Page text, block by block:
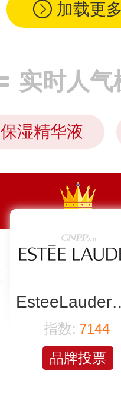
加载更
实时人气
保湿精华液
指数: 7144
品牌投票